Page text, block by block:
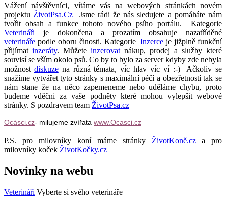
Vážení návštěvníci, vítáme vás na webových stránkách novém
projektu ŽivotPsa.Cz Jsme rádi že nás sledujete a pomáháte nám
tvořit obsah a funkce tohoto nového psího portálu. Kategorie
Veterináři je dokončena a prozatím obsahuje nazatříděné
veterináře podle oboru činosti. KategorieInzerce je jižplně funkční
přijímat inzeráty. Můžete inzerovat nákup, prodej a služby které
souvisí se vším okolo psů. Co by to bylo za server kdyby zde nebyla
možnost diskuzena různá témata, víc hlav víc ví :-) Ačkoliv se
snažíme vytvářet tyto stránky s maximální péčí a obezřetností tak se
nám stane že na něco zapemeneme nebo uděláme chybu, proto
budeme vděčni za vaše podněty které mohou vylepšit webové
stránky. S pozdravem team ŽivotPsa.cz
Ocásci.cz- milujeme zvířata www.Ocasci.cz
P.S. pro milovníky koní máme stránky ŽivotKoně.cz a pro
milovníky koček ŽivotKočky.cz
Novinky na webu
Veterináři Vyberte si svého veterináře